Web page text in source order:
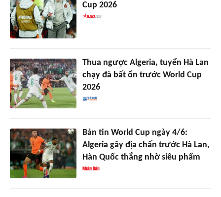
Cup 2026
Thua ngược Algeria, tuyển Hà Lan
chạy đà bất ổn trước World Cup
2026
Bản tin World Cup ngày 4/6:
Algeria gây địa chấn trước Hà Lan,
Hàn Quốc thắng nhờ siêu phẩm